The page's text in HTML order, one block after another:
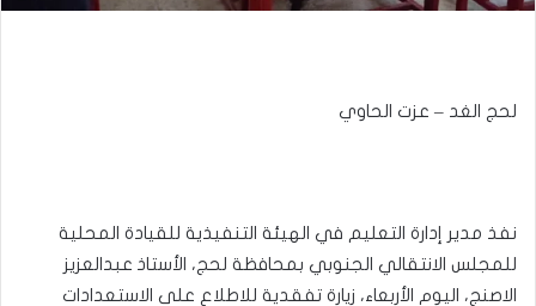
لحج الغد – عزت الحاوي
نفذ مدير إدارة التعليم في الهيئة التنفيذية للقيادة المحلية
للمجلس الانتقالي الجنوبي بمحافظة لحج، الأستاذ عبدالعزيز
الاصنج، اليوم الأربعاء، زيارة تفقدية للاطلاع على الاستعدادات